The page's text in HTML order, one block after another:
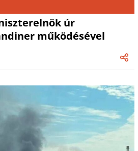
úr
működésével